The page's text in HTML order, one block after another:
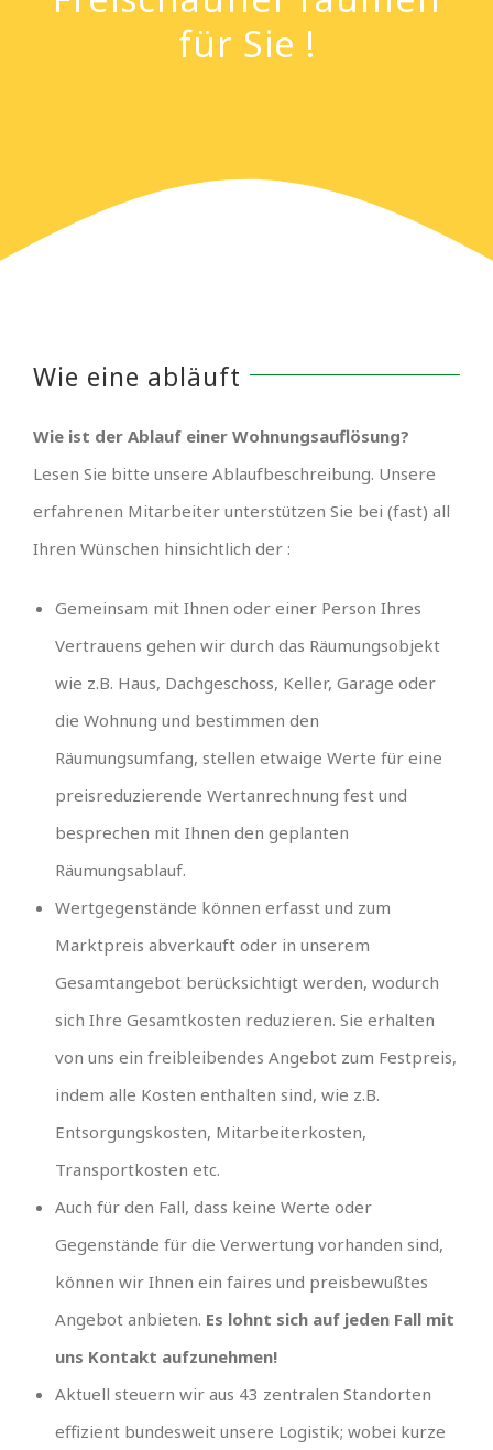
für Sie !
Wie eine abläuft
Wie ist der Ablauf einer Wohnungsauflösung?
Lesen Sie bitte unsere Ablaufbeschreibung. Unsere
erfahrenen Mitarbeiter unterstützen Sie bei (fast) all
Ihren Wünschen hinsichtlich der :
Gemeinsam mit Ihnen oder einer Person Ihres
Vertrauens gehen wir durch das Räumungsobjekt
wie z.B. Haus, Dachgeschoss, Keller, Garage oder
die Wohnung und bestimmen den
Räumungsumfang, stellen etwaige Werte für eine
preisreduzierende Wertanrechnung fest und
besprechen mit Ihnen den geplanten
Räumungsablauf.
Wertgegenstände können erfasst und zum
Marktpreis abverkauft oder in unserem
Gesamtangebot berücksichtigt werden, wodurch
sich Ihre Gesamtkosten reduzieren. Sie erhalten
von uns ein freibleibendes Angebot zum Festpreis,
indem alle Kosten enthalten sind, wie z.B.
Entsorgungskosten, Mitarbeiterkosten,
Transportkosten etc.
Auch für den Fall, dass keine Werte oder
Gegenstände für die Verwertung vorhanden sind,
können wir Ihnen ein faires und preisbewußtes
Angebot anbieten. Es lohnt sich auf jeden Fall mit
uns Kontakt aufzunehmen!
Aktuell steuern wir aus 43 zentralen Standorten
effizient bundesweit unsere Logistik; wobei kurze